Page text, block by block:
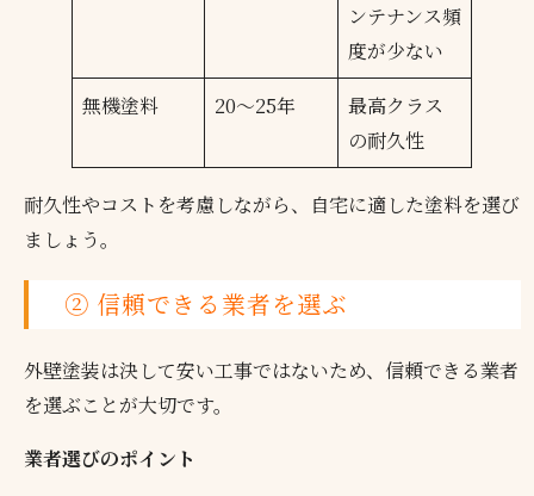
ンテナンス頻
度が少ない
無機塗料
20～25年
最高クラス
の耐久性
耐久性やコストを考慮しながら、自宅に適した塗料を選び
ましょう。
② 信頼できる業者を選ぶ
外壁塗装は決して安い工事ではないため、信頼できる業者
を選ぶことが大切です。
業者選びのポイント